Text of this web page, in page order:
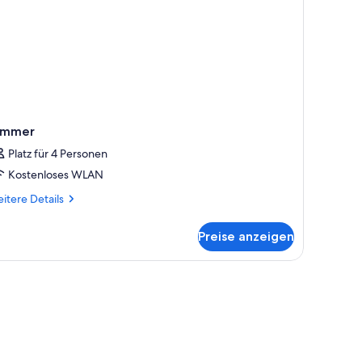
Platz für 4 Personen
Kostenloses WLAN
Details
Preise anzeigen